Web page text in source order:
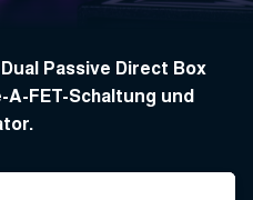
Passive Direct Box
FET-Schaltung und